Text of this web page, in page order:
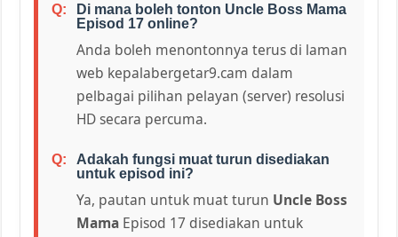
Di mana boleh tonton Uncle Boss Mama
Episod 17 online?
Anda boleh menontonnya terus di laman
web kepalabergetar9.cam dalam
pelbagai pilihan pelayan (server) resolusi
HD secara percuma.
Adakah fungsi muat turun disediakan
untuk episod ini?
Ya, pautan untuk muat turun Uncle Boss
Mama Episod 17 disediakan untuk